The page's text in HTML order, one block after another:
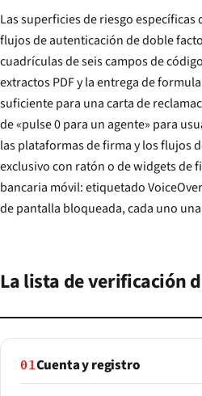
Las superficies de riesgo
flujos de autenticación de doble factor con intervalos agresivos de 30-60 s para SMS-OTP y
cuadrículas de seis campos de código sin el etiquetado aria correcto. Segundo, los archivos de
extractos PDF y la entrega de formularios fiscales: un solo PDF no conforme con PDF/UA es
suficiente para una carta de reclamación. Tercero, los sistemas IVR sin una salida
de «pulse 0 para un agente» para usuarios que no pueden navegar
las plataformas de firma y los flujos de verificación
exclusivo con ratón o de widgets de firma
bancaria móvil: etiquetado VoiceOver /
de pantalla bloqueada, cada uno
La lista de verificación
01Cuenta y registro